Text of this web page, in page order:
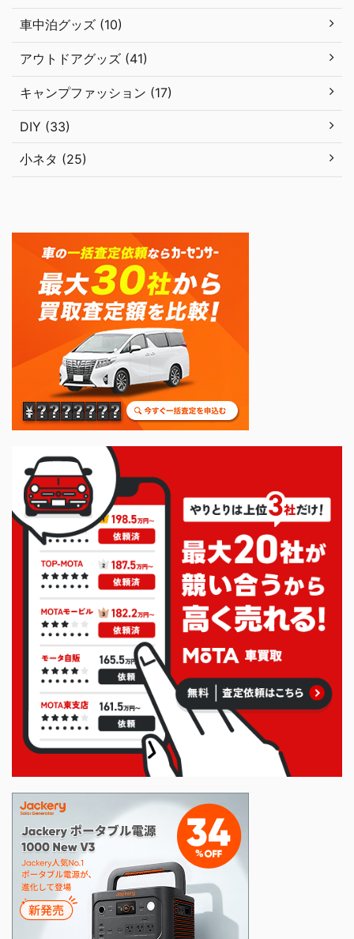
車中泊グッズ (10)
アウトドアグッズ (41)
キャンプファッション (17)
DIY (33)
小ネタ (25)